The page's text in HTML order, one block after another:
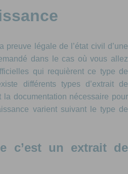
preuve légale de l’état civil d’une
dans le cas où vous allez
qui requièrent ce type de
différents types d’extrait de
la documentation nécessaire pour
varient suivant le type de
c’est un extrait de